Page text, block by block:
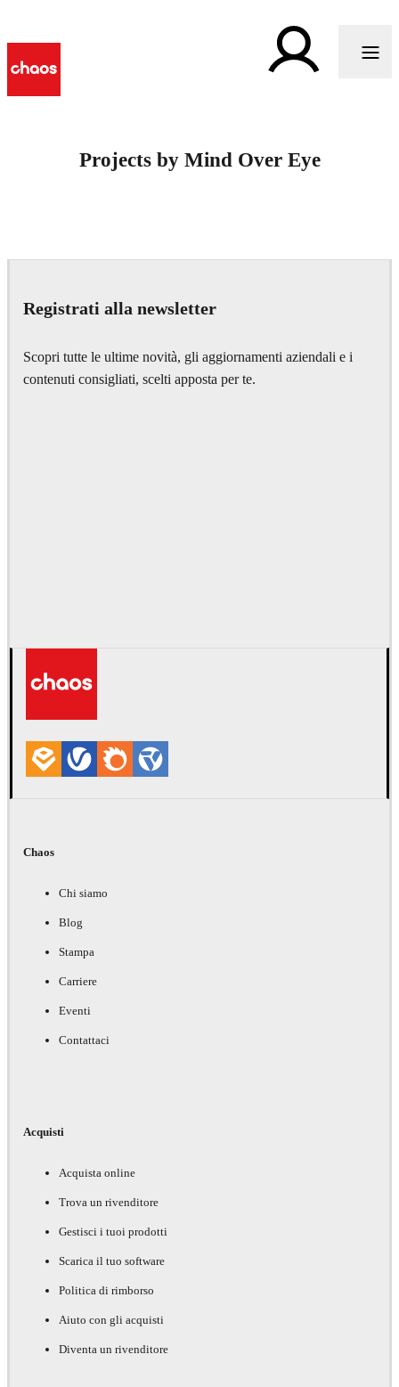
Projects by Mind Over Eye
Registrati alla newsletter
Scopri tutte le ultime novità, gli aggiornamenti aziendali e i
contenuti consigliati, scelti apposta per te.
Chaos
Chi siamo
Blog
Stampa
Carriere
Eventi
Contattaci
Acquisti
Acquista online
Trova un rivenditore
Gestisci i tuoi prodotti
Scarica il tuo software
Politica di rimborso
Aiuto con gli acquisti
Diventa un rivenditore